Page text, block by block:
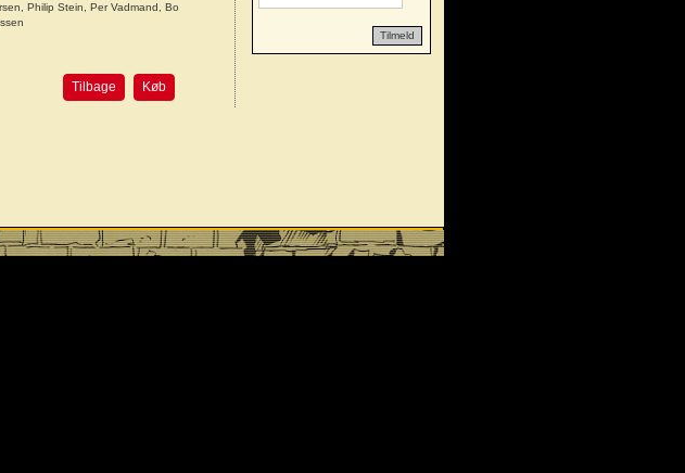
Philip Stein, Per Vadmand, Bo
Tilbage Køb
Tilmeld